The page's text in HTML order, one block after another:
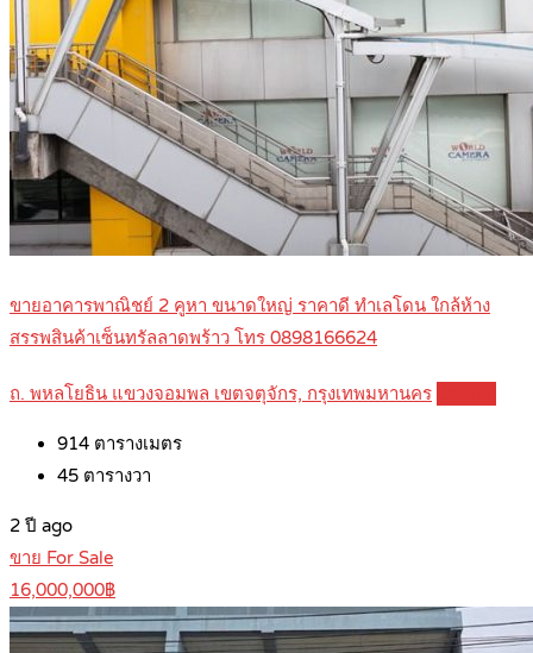
ขายอาคารพาณิชย์ 2 คูหา ขนาดใหญ่ ราคาดี ทำเลโดน ใกล้ห้าง
สรรพสินค้าเซ็นทรัลลาดพร้าว โทร 0898166624
ถ. พหลโยธิน แขวงจอมพล เขตจตุจักร, กรุงเทพมหานคร
914 ตารางเมตร
45 ตารางวา
2 ปี ago
ขาย For Sale
16,000,000฿